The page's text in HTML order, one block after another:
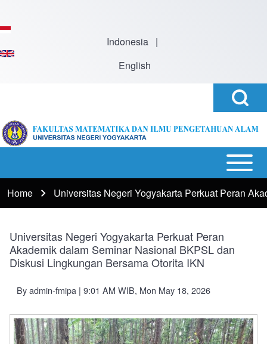
Indonesia |
English
Search
Block
navigation
Open or
Close
horizontal
Menu
Breadcrumb
Home Universitas Negeri Yogyakarta Perkuat Peran
Universitas Negeri Yogyakarta Perkuat Peran
Akademik dalam Seminar Nasional BKPSL dan
Diskusi Lingkungan Bersama Otorita IKN
Byadmin-fmipa | 9:01 AM WIB, Mon May 18, 2026